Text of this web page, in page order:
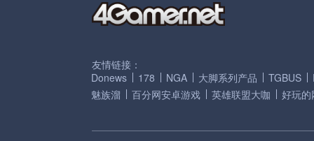
友情链接：
Donews
178 NGA 大脚系列产品 TGBUS
魅族溜
百分网安卓游戏 英雄联盟大咖 好玩的